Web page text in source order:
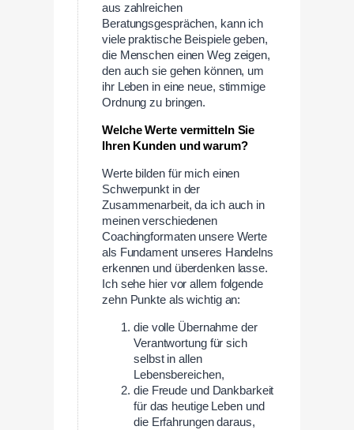
aus zahlreichen
Beratungsgesprächen, kann ich
viele praktische Beispiele geben,
die Menschen einen Weg zeigen,
den auch sie gehen können, um
ihr Leben in eine neue, stimmige
Ordnung zu bringen.
Welche Werte vermitteln Sie
Ihren Kunden und warum?
Werte bilden für mich einen
Schwerpunkt in der
Zusammenarbeit, da ich auch in
meinen verschiedenen
Coachingformaten unsere Werte
als Fundament unseres Handelns
erkennen und überdenken lasse.
Ich sehe hier vor allem folgende
zehn Punkte als wichtig an:
die volle Übernahme der
Verantwortung für sich
selbst in allen
Lebensbereichen,
die Freude und Dankbarkeit
für das heutige Leben und
die Erfahrungen daraus,